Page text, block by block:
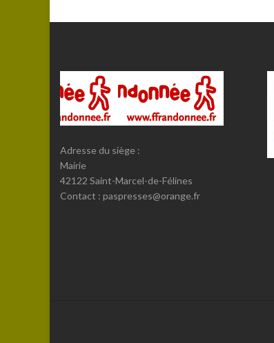
Adresse du siège :
Mairie
42122 Saint-Marcel-de-Félines
Contact : paspresses@orange.fr